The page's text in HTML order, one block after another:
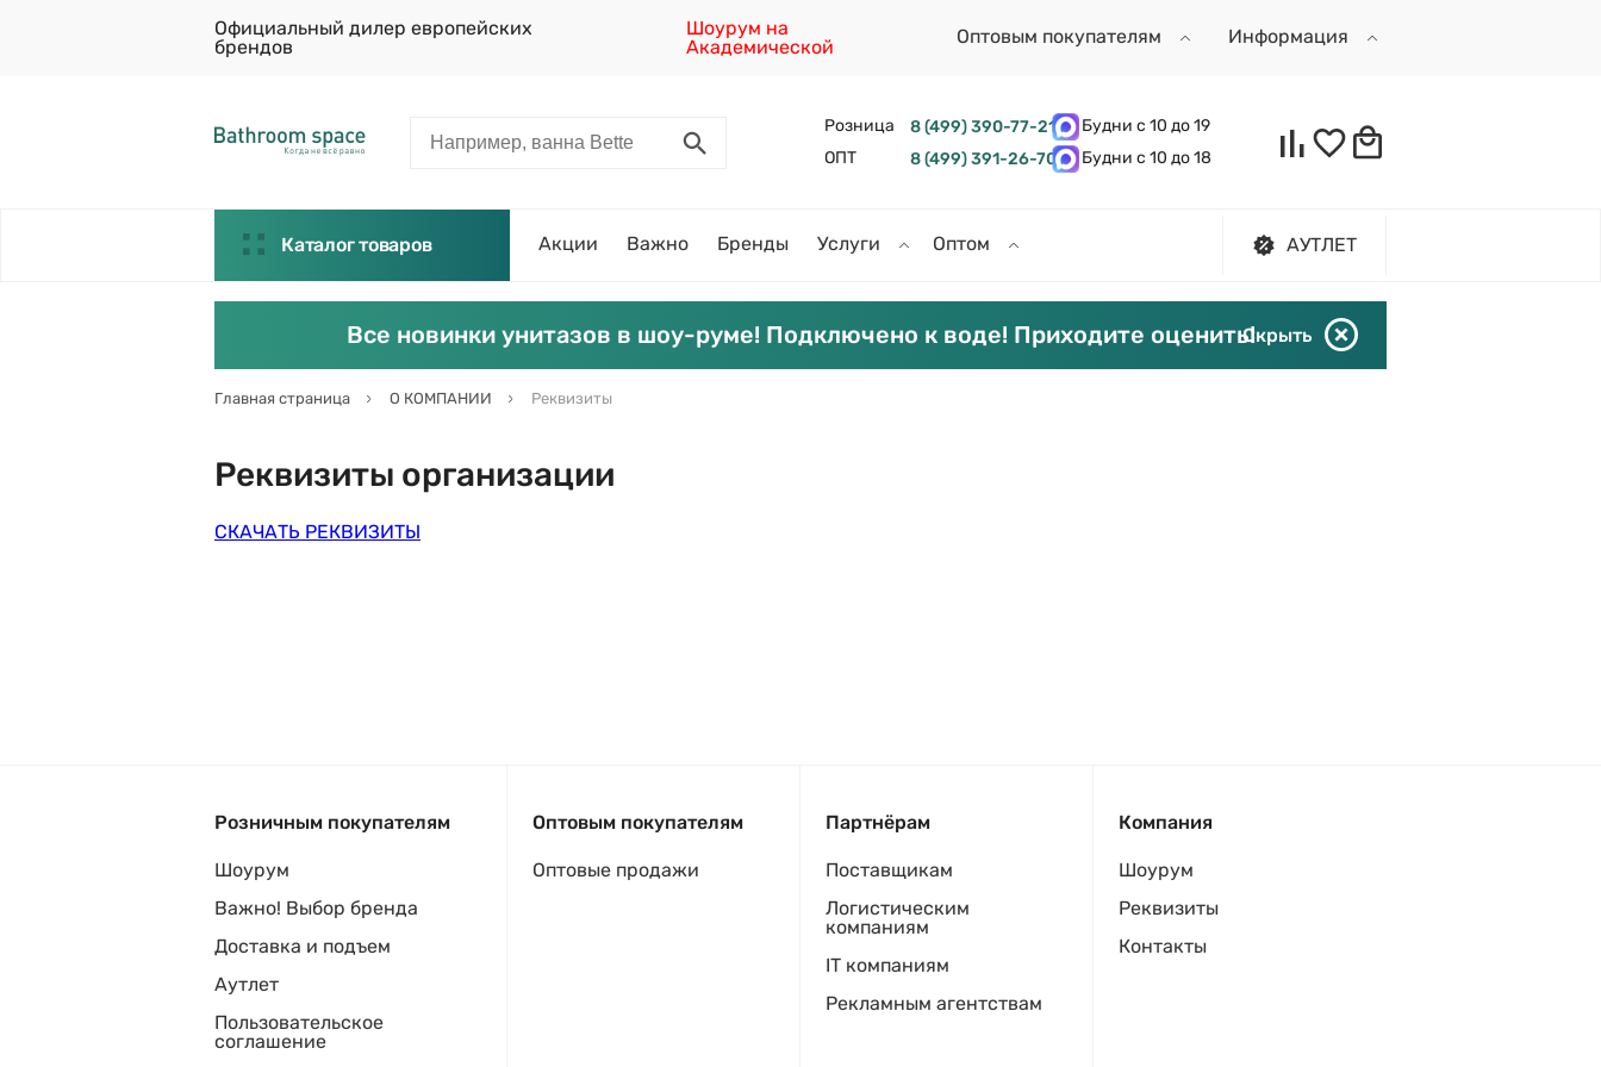
Официальный дилер европейских
брендов
Шоурум на
Академической
Оптовым покупателям Информация
Розница 8 (499) 390-77-21
Будни с 10 до 19
ОПТ
8 (499) 391-26-70 Будни с 10 до 18
Каталог товаров Акции Важно Бренды Услуги Оптом АУТЛЕТ
Все новинки унитазов в шоу-руме! Подключено к воде! Приходите оценить!Скрыть
Главная страница О КОМПАНИИ Реквизиты
Реквизиты организации
СКАЧАТЬ РЕКВИЗИТЫ
Розничным покупателям
Шоурум
Важно! Выбор бренда
Доставка и подъем
Аутлет
Пользовательское
соглашение
Оптовым покупателям
Оптовые продажи
Партнёрам
Поставщикам
Логистическим
компаниям
IT компаниям
Рекламным агентствам
Компания
Шоурум
Реквизиты
Контакты